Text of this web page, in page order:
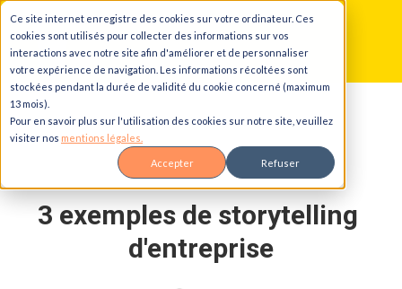
Ce site internet enregistre des cookies sur votre ordinateur. Ces
cookies sont utilisés pour collecter des informations sur vos
interactions avec notre site afin d'améliorer et de personnaliser
votre expérience de navigation. Les informations récoltées sont
stockées pendant la durée de validité du cookie concerné (maximum
13 mois).
Pour en savoir plus sur l'utilisation des cookies sur notre site, veuillez
visiter nos mentions légales.
Accepter Refuser
Aller au contenu principal
Aller à la navigation principale
Aller au pied de page
Accueil Blog 3 exemples de storytelling d'entreprise
3 exemples de storytelling
d'entreprise